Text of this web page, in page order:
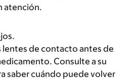
atención.
lentes de contacto antes de
Consulte a su
saber cuándo puede volver